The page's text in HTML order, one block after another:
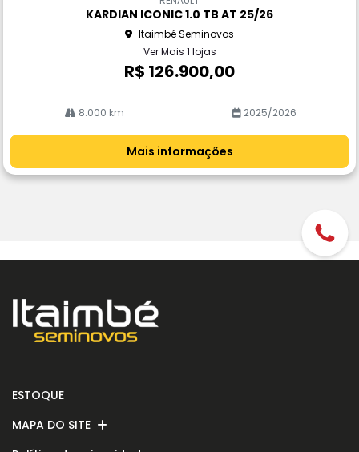
KARDIAN ICONIC 1.0 TB AT 25/26
Itaimbé Seminovos
Ver Mais 1 lojas
R$ 126.900,00
8.000 km 2025/2026
Mais informações
ESTOQUE
MAPA DO SITE